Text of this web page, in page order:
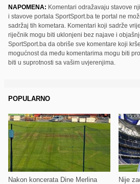
NAPOMENA: Komentari odražavaju stavove
i stavove portala SportSport.ba te portal ne
sadržaj tih kometara. Komentari koji sadrže
riječnik mogu biti uklonjeni bez najave i
SportSport.ba da obriše sve komentare koji
mogućnost da među komentarima mogu biti
biti u suprotnosti sa vašim uvjerenjima.
POPULARNO
Nakon koncerata Dine Merlina Nije